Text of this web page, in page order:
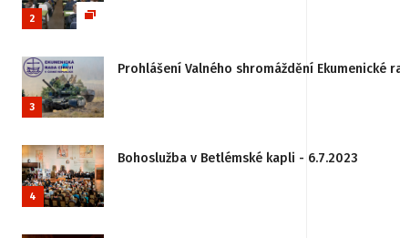
2
3
Prohlášení Valného shromáždění
4
Bohoslužba v Betlémské kapli - 6.7.2023